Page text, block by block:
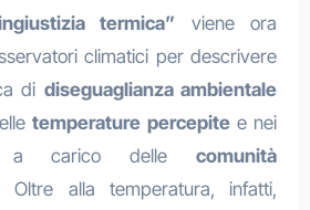
termica” viene ora
climatici per descrivere
di diseguaglianza ambientale
temperature percepitee nei
carico dellecomunità
Oltre alla temperatura, infatti,